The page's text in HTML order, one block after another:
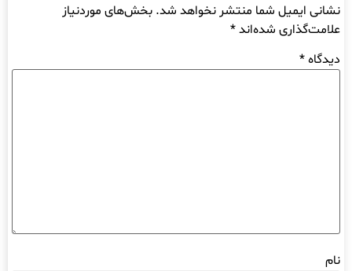
نشانی ایمیل شما منتشر نخواهد شد. بخش‌های موردنیاز
علامت‌گذاری شده‌اند*
دیدگاه*
نام